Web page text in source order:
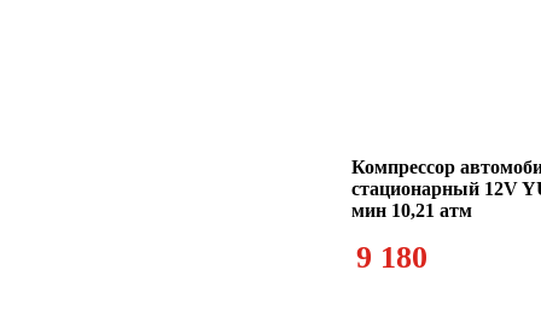
Компрессор
стационарный 12V
мин 10,21 атм
9 180